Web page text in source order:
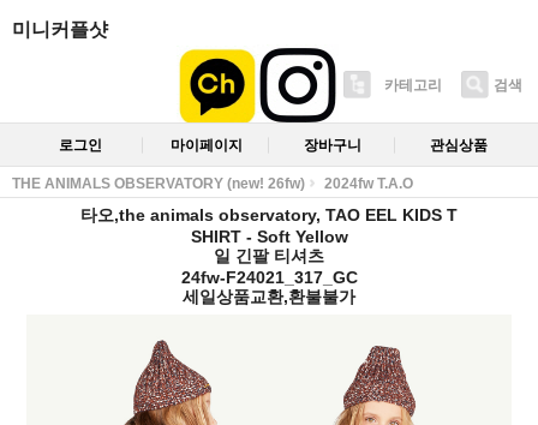
미니커플샷
카테고리 검색
로그인 마이페이지 장바구니 관심상품
THE ANIMALS OBSERVATORY (new! 26fw) 2024fw T.A.O
타오,the animals observatory, TAO EEL KIDS T
SHIRT - Soft Yellow
일 긴팔 티셔츠
24fw-F24021_317_GC
세일상품교환,환불불가